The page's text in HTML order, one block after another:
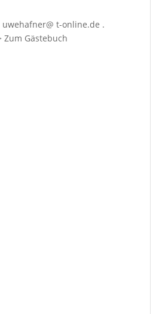
t-online.de .
Zum Gästebuch